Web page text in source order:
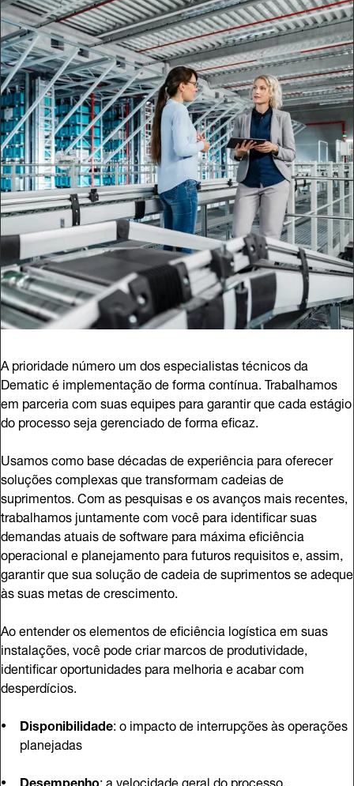
A prioridade número um dos especialistas técnicos da
Dematic é implementação de forma contínua. Trabalhamos
em parceria com suas equipes para garantir que cada estágio
do processo seja gerenciado de forma eficaz.
Usamos como base décadas de experiência para oferecer
soluções complexas que transformam cadeias de
suprimentos. Com as pesquisas e os avanços mais recentes,
trabalhamos juntamente com você para identificar suas
demandas atuais de software para máxima eficiência
operacional e planejamento para futuros requisitos e, assim,
garantir que sua solução de cadeia de suprimentos se adeque
às suas metas de crescimento.
Ao entender os elementos de eficiência logística em suas
instalações, você pode criar marcos de produtividade,
identificar oportunidades para melhoria e acabar com
desperdícios.
Disponibilidade: o impacto de interrupções às operações
planejadas
Desempenho: a velocidade geral do processo,